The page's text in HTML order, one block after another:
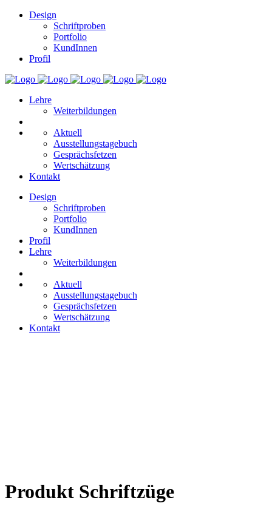
Design
Schriftproben
Portfolio
KundInnen
Profil
Lehre
Weiterbildungen
Aktuell
Ausstellungstagebuch
Gesprächsfetzen
Wertschätzung
Kontakt
Design
Schriftproben
Portfolio
KundInnen
Profil
Lehre
Weiterbildungen
Aktuell
Ausstellungstagebuch
Gesprächsfetzen
Wertschätzung
Kontakt
Produkt Schriftzüge